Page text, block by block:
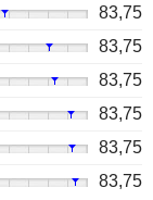
83,75
83,75
83,75
83,75
83,75
83,75